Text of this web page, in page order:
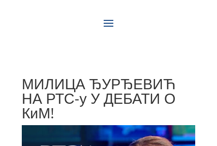
МИЛИЦА ЂУРЂЕВИЋ
НА РТС-у У ДЕБАТИ О
КиМ!